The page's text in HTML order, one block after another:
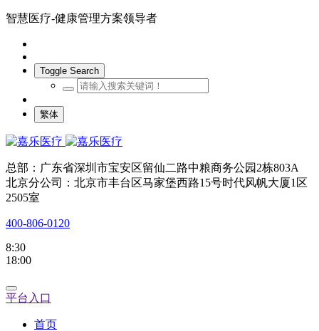
智慧医疗-健康管理方案领导者
Toggle Search
繁体
总部：广东省深圳市宝安区留仙二路中粮商务公园2栋803A
北京分公司：北京市丰台区马家堡西路15号时代风帆大厦1区
2505室
400-806-0120
8:30
18:00
平台入口
首页